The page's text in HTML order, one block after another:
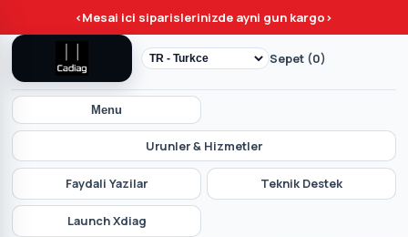
<Mesai ici siparislerinizde ayni gun kargo>
Menu
Urunler & Hizmetler
Faydali Yazilar Teknik Destek
Launch Xdiag
Sepet (0)